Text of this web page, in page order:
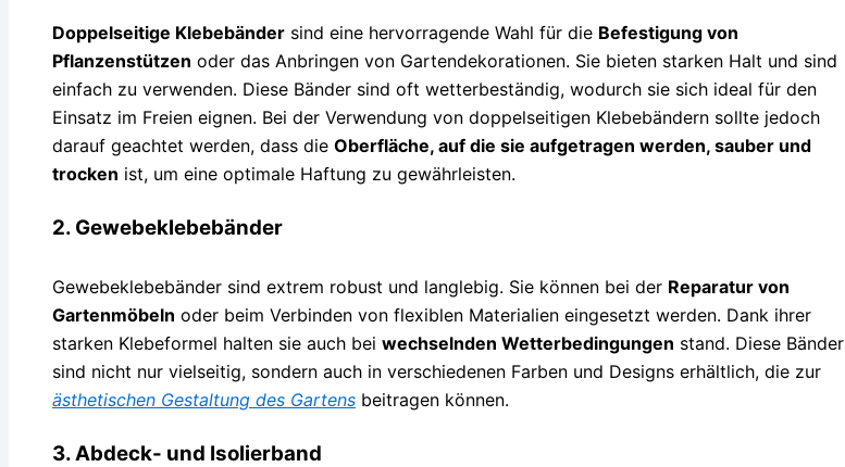
Doppelseitige Klebebänder sind eine hervorragende Wahl für die Befestigung von
Pflanzenstützen oder das Anbringen von Gartendekorationen. Sie bieten starken Halt und sind
einfach zu verwenden. Diese Bänder sind oft wetterbeständig, wodurch sie sich ideal für den
Einsatz im Freien eignen. Bei der Verwendung von doppelseitigen Klebebändern sollte jedoch
darauf geachtet werden, dass die Oberfläche, auf die sie aufgetragen werden, sauber und
trocken ist, um eine optimale Haftung zu gewährleisten.
2. Gewebeklebebänder
Gewebeklebebänder sind extrem robust und langlebig. Sie können bei der Reparatur von
Gartenmöbeln oder beim Verbinden von flexiblen Materialien eingesetzt werden. Dank ihrer
starken Klebeformel halten sie auch bei wechselnden Wetterbedingungen stand. Diese Bänder
sind nicht nur vielseitig, sondern auch in verschiedenen Farben und Designs erhältlich, die zur
ästhetischen Gestaltung des Gartens beitragen können.
3. Abdeck- und Isolierband